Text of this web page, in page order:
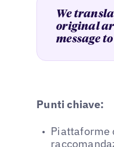
We
original
message
Punti chiave:
Piattaforme